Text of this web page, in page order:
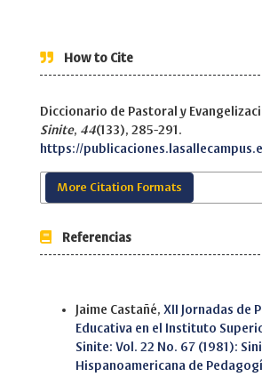
How to Cite
Diccionario de Pastoral y
Sinite, 44(133), 285-291.
https://
More Citation Formats
Referencias
Jaime Castañé, XII Jornadas de
Educativa en el Instituto
Sinite: Vol. 22 No. 67 (1981):
Hispanoamericana de